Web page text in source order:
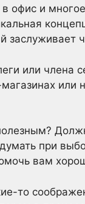
офис и
заслуживает
или члена
или
при
вам
то